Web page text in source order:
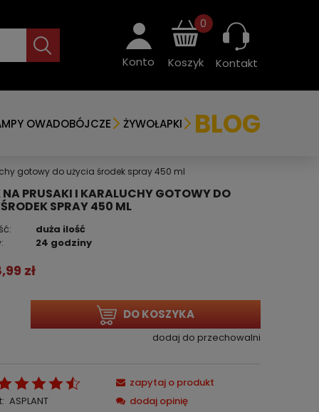
Konto Koszyk
0
Kontakt
OWADOBÓJCZE ŻYWOŁAPKI BLOG
gotowy do użycia środek spray 450 ml
NA PRUSAKI I KARALUCHY GOTOWY DO
SPRAY 450 ML
duża ilość
24 godziny
zł
DO KOSZYKA
dodaj do przechowalni
ASPLANT
zapytaj o produkt
dodaj opinię